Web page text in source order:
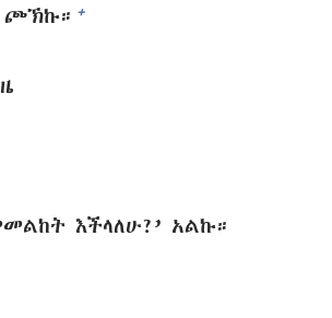
ጮኽኩ። +
እችላለሁ?’ አልኩ።